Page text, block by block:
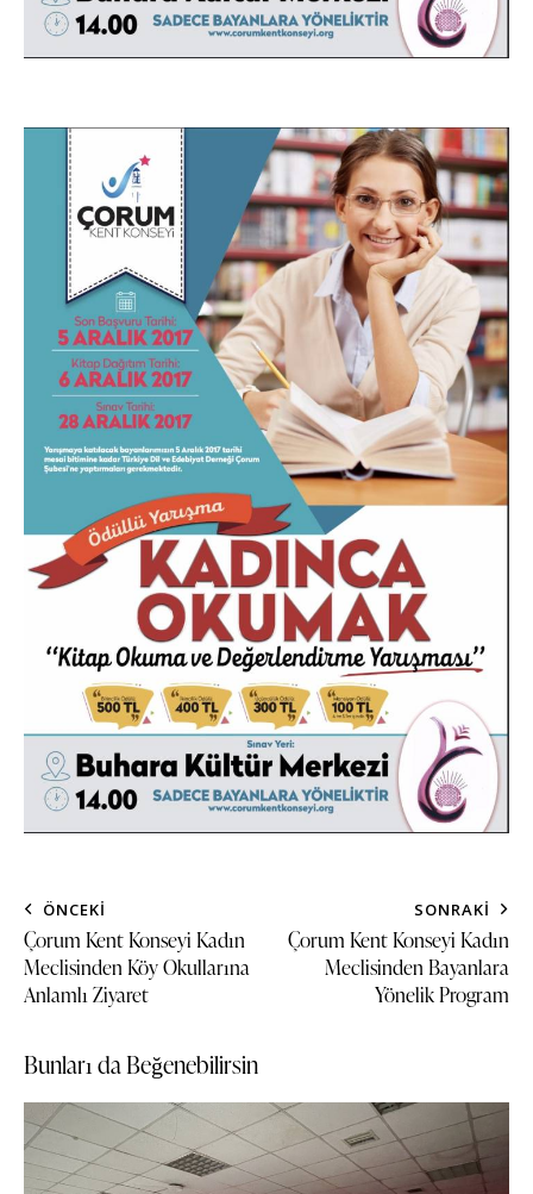
ÖNCEKI
Çorum Kent Konseyi Kadın
Meclisinden Köy Okullarına
Anlamlı Ziyaret
SONRAKI
Çorum Kent Konseyi Kadın
Meclisinden Bayanlara
Yönelik Program
Bunları da Beğenebilirsin